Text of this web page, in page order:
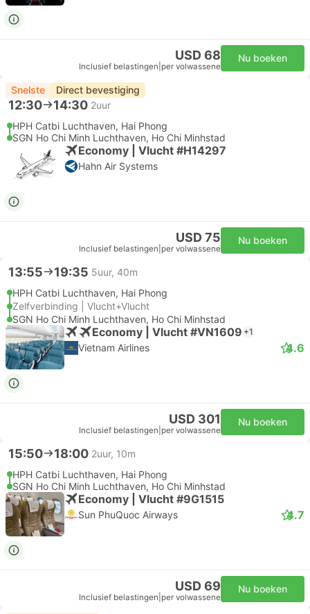
USD 68
Inclusief belastingen per volwassene
Nu boeken
Snelste Direct bevestiging
12:30 14:30 2uur
HPH Catbi Luchthaven, Hai Phong
SGN Ho Chi Minh Luchthaven, Ho Chi Minhstad
Economy | Vlucht #H14297
Hahn Air Systems
USD 75
Inclusief belastingen per volwassene
Nu boeken
13:55 19:35 5uur, 40m
HPH Catbi Luchthaven, Hai Phong
Zelfverbinding | Vlucht+Vlucht
SGN Ho Chi Minh Luchthaven, Ho Chi Minhstad
Economy | Vlucht #VN1609 +1
Vietnam Airlines 4.6
USD 301
Inclusief belastingen per volwassene
Nu boeken
15:50 18:00 2uur, 10m
HPH Catbi Luchthaven, Hai Phong
SGN Ho Chi Minh Luchthaven, Ho Chi Minhstad
Economy | Vlucht #9G1515
Sun PhuQuoc Airways 4.7
USD 69
Inclusief belastingen per volwassene
Nu boeken